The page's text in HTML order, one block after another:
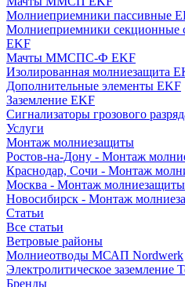
Молниеприемники пассивные
Молниеприемники
EKF
Мачты ММСПС-Ф EKF
Изолированная молниезащита
Дополнительные элементы EKF
Заземление EKF
Сигнализаторы грозового
Услуги
Монтаж молниезащиты
Ростов-на-Дону - Монтаж
Краснодар, Сочи - Монтаж
Москва - Монтаж молниезащиты
Новосибирск - Монтаж
Статьи
Все статьи
Ветровые районы
Молниеотводы МСАП Nordwerk
Электролитическое заземление
Бренды